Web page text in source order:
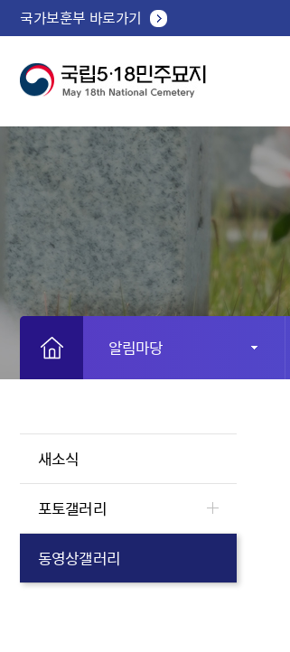
국가보훈부 바로가기
알림마당
새소식
포토갤러리
동영상갤러리